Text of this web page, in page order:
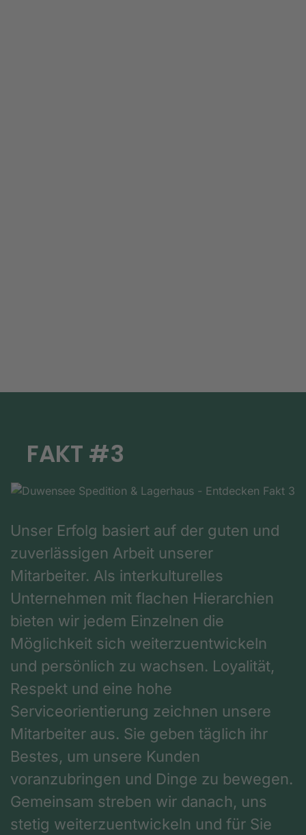
FAKT #3
Unser Erfolg basiert auf der guten und
zuverlässigen Arbeit unserer
Mitarbeiter. Als interkulturelles
Unternehmen mit flachen Hierarchien
bieten wir jedem Einzelnen die
Möglichkeit sich weiterzuentwickeln
und persönlich zu wachsen. Loyalität,
Respekt und eine hohe
Serviceorientierung zeichnen unsere
Mitarbeiter aus. Sie geben täglich ihr
Bestes, um unsere Kunden
voranzubringen und Dinge zu bewegen.
Gemeinsam streben wir danach, uns
stetig weiterzuentwickeln und für Sie